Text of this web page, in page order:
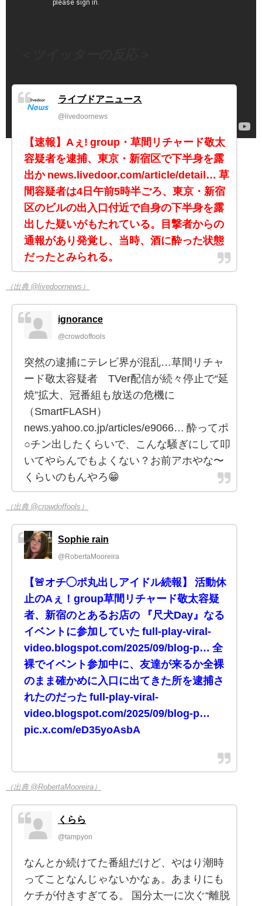
ライブドアニュース
@livedoornews
【速報】Aぇ! group・草間リチャード敬太
容疑者を逮捕、東京・新宿区で下半身を露
出か news.livedoor.com/article/detail… 草
間容疑者は4日午前5時半ごろ、東京・新宿
区のビルの出入口付近で自身の下半身を露
出した疑いがもたれている。目撃者からの
通報があり発覚し、当時、酒に酔った状態
だったとみられる。
（出典 @livedoornews）
ignorance
@crowdoffools
突然の逮捕にテレビ界が混乱…草間リチャ
ード敬太容疑者 TVer配信が続々停止で“延
焼”拡大、冠番組も放送の危機に
（SmartFLASH）
news.yahoo.co.jp/articles/e9066… 酔ってポ
○チン出したくらいで、こんな騒ぎにして叩
いてやらんでもよくない？お前アホやな〜
くらいのもんやろ😁
（出典 @crowdoffools）
Sophie rain
@RobertaMooreira
【🚨オチ◯ポ丸出しアイドル続報】 活動休
止のAぇ！group草間リチャード敬太容疑
者、新宿のとあるお店の 『尺犬Day』なる
イベントに参加していた full-play-viral-
video.blogspot.com/2025/09/blog-p… 全
裸でイベント参加中に、友達が来るか全裸
のまま確かめに入口に出てきた所を逮捕さ
れたのだった full-play-viral-
video.blogspot.com/2025/09/blog-p…
pic.x.com/eD35yoAsbA
（出典 @RobertaMooreira）
くらら
@tampyon
なんとか続けてた番組だけど、やはり潮時
ってことなんじゃないかなぁ。あまりにも
ケチが付きすぎてる。 国分太一に次ぐ“離脱